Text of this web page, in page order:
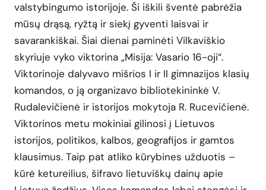
valstybingumo istorijoje. Ši iškili šventė pabrėžia
mūsų drąsą, ryžtą ir siekį gyventi laisvai ir
savarankiškai. Šiai dienai paminėti Vilkaviškio
skyriuje vyko viktorina „Misija: Vasario 16-oji“.
Viktorinoje dalyvavo mišrios I ir II gimnazijos klasių
komandos, o ją organizavo bibliotekininkė V.
Rudalevičienė ir istorijos mokytoja R. Rucevičienė.
Viktorinos metu mokiniai gilinosi į Lietuvos
istorijos, politikos, kalbos, geografijos ir gamtos
klausimus. Taip pat atliko kūrybines užduotis –
kūrė ketureilius, šifravo lietuviškų dainų apie